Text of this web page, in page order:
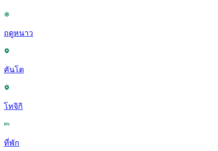
ฤดูหนาว
คันโต
โทจิกิ
ที่พัก